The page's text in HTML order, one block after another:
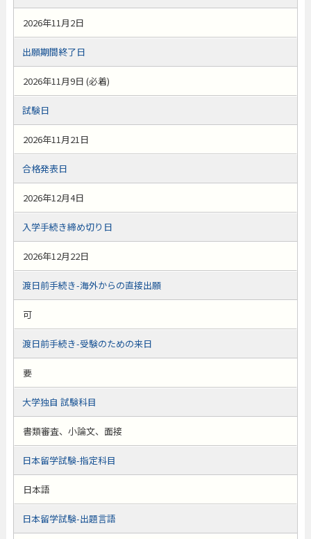
2026年11月2日
出願期間終了日
2026年11月9日 (必着)
試験日
2026年11月21日
合格発表日
2026年12月4日
入学手続き締め切り日
2026年12月22日
渡日前手続き-海外からの直接出願
可
渡日前手続き-受験のための来日
要
大学独自 試験科目
書類審査、小論文、面接
日本留学試験-指定科目
日本語
日本留学試験-出題言語